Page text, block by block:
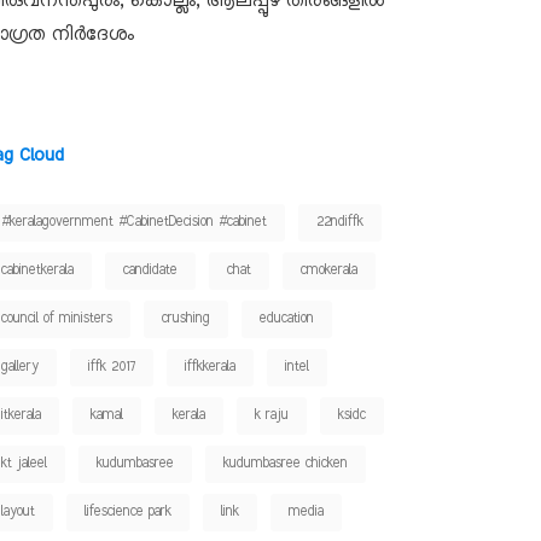
നിർദേശം
Cloud
#keralagovernment #CabinetDecision #cabinet 22ndiffk
cabinetkerala candidate chat cmokerala
council of ministers crushing education
gallery iffk 2017 iffkkerala intel
itkerala kamal kerala k raju ksidc
kt jaleel kudumbasree kudumbasree chicken
layout lifescience park link media